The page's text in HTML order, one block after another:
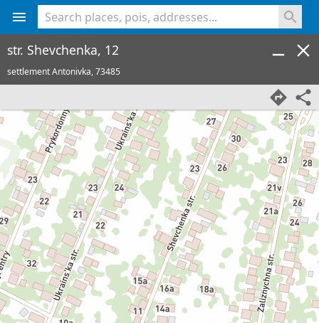
str. Shevchenka, 12
settlement Antonivka,73485
<% console.log(hcard) %>